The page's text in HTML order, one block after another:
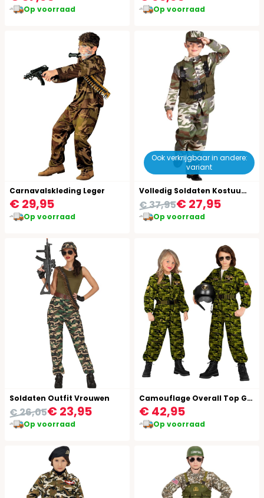
Op voorraad Op voorraad
Carnavalskleding Leger
€ 29,95
Op voorraad
Ook verkrijgbaar in andere:
variant
Volledig Soldaten Kostuum Jongens
€ 27,95
€ 37,95
Op voorraad
Soldaten Outfit Vrouwen
€ 23,95
€ 26,05
Op voorraad
Camouflage Overall Top Gun Kind
€ 42,95
Op voorraad